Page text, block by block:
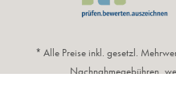
* Alle Preise inkl. gesetzl.
Nachnahmegebühren,